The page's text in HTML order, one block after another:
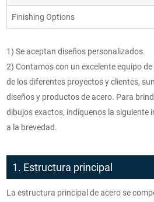
Finishing Options
1) Se aceptan diseños personalizados.
2) Contamos con un excelente equipo
de los diferentes proyectos y clientes,
diseños y productos de acero. Para
dibujos exactos, indíquenos la siguiente
a la brevedad.
1. Estructura principal
La estructura principal de acero se